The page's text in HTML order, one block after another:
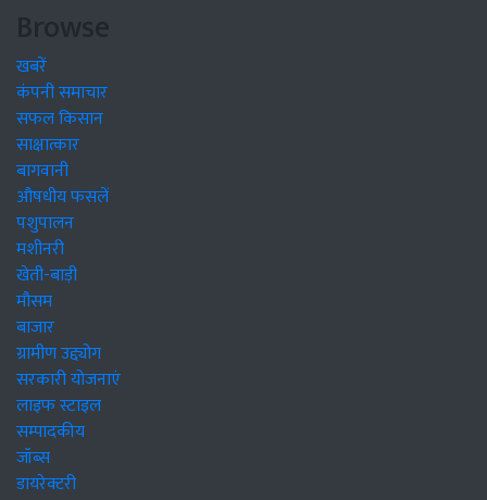
Browse
खबरें
कंपनी समाचार
सफल किसान
साक्षात्कार
बागवानी
औषधीय फसलें
पशुपालन
मशीनरी
खेती-बाड़ी
मौसम
बाजार
ग्रामीण उद्द्योग
सरकारी योजनाएं
लाइफ स्टाइल
सम्पादकीय
जॉब्स
डायरेक्टरी